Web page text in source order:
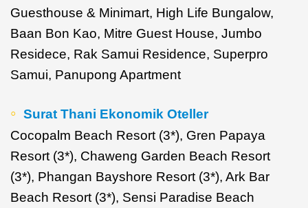
Guesthouse & Minimart, High Life Bungalow,
Baan Bon Kao, Mitre Guest House, Jumbo
Residece, Rak Samui Residence, Superpro
Samui, Panupong Apartment
Surat Thani Ekonomik Oteller
Cocopalm Beach Resort (3*), Gren Papaya
Resort (3*), Chaweng Garden Beach Resort
(3*), Phangan Bayshore Resort (3*), Ark Bar
Beach Resort (3*), Sensi Paradise Beach